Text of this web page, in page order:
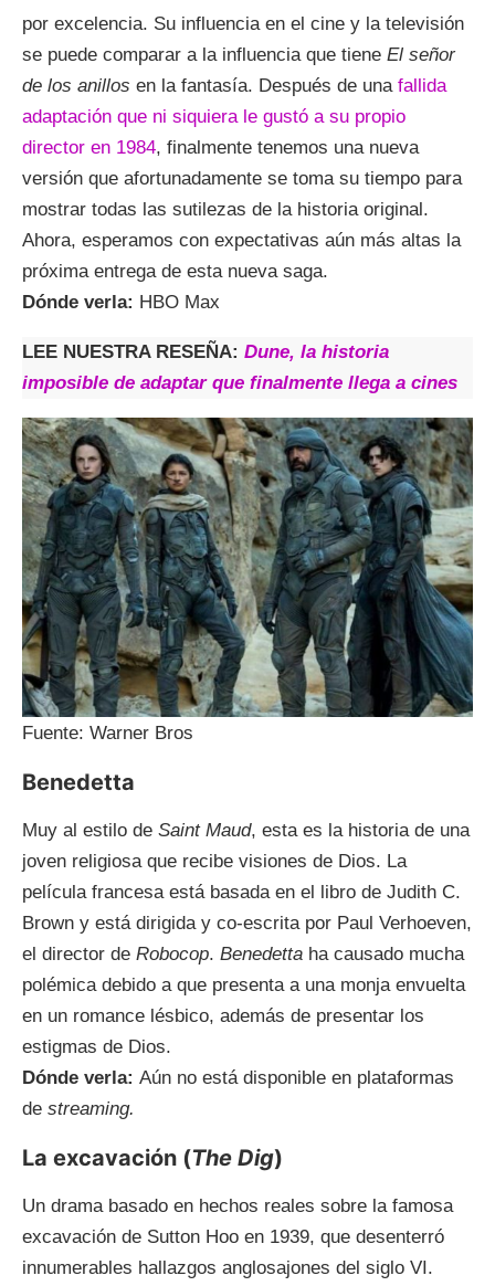
por excelencia. Su influencia en el cine y la televisión
se puede comparar a la influencia que tiene El señor
de los anillos en la fantasía. Después de una fallida
adaptación que ni siquiera le gustó a su propio
director en 1984, finalmente tenemos una nueva
versión que afortunadamente se toma su tiempo para
mostrar todas las sutilezas de la historia original.
Ahora, esperamos con expectativas aún más altas la
próxima entrega de esta nueva saga.
Dónde verla: HBO Max
LEE NUESTRA RESEÑA: Dune, la historia
imposible de adaptar que finalmente llega a cines
Fuente: Warner Bros
Benedetta
Muy al estilo de Saint Maud, esta es la historia de una
joven religiosa que recibe visiones de Dios. La
película francesa está basada en el libro de Judith C.
Brown y está dirigida y co-escrita por Paul Verhoeven,
el director de Robocop. Benedetta ha causado mucha
polémica debido a que presenta a una monja envuelta
en un romance lésbico, además de presentar los
estigmas de Dios.
Dónde verla: Aún no está disponible en plataformas
de streaming.
La excavación (The Dig)
Un drama basado en hechos reales sobre la famosa
excavación de Sutton Hoo en 1939, que desenterró
innumerables hallazgos anglosajones del siglo VI.